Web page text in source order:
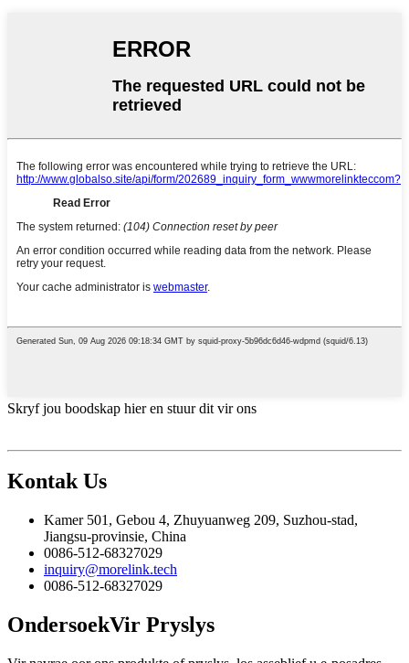
Skryf jou boodskap hier en stuur dit vir ons
KontakUs
Kamer 501, Gebou 4, Zhuyuanweg 209, Suzhou-stad,
Jiangsu-provinsie, China
0086-512-68327029
inquiry@morelink.tech
0086-512-68327029
OndersoekVir Pryslys